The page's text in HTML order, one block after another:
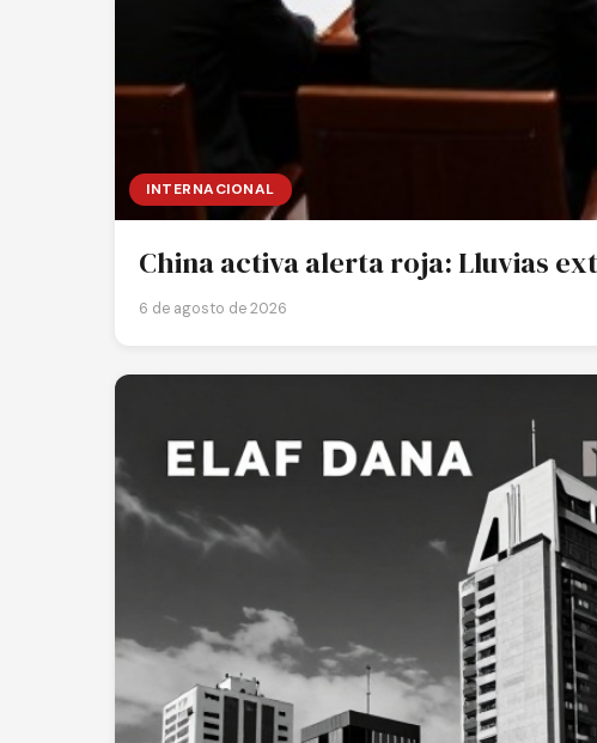
INTERNACIONAL
China activa alerta roja: Lluvias
6 de agosto de 2026